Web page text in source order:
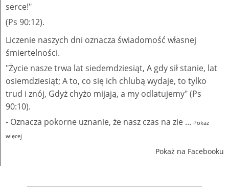
serce!"
(Ps 90:12).
Liczenie naszych dni oznacza świadomość własnej
śmiertelności.
"Życie nasze trwa lat siedemdziesiąt, A gdy sił stanie, lat
osiemdziesiąt; A to, co się ich chlubą wydaje, to tylko
trud i znój, Gdyż chyżo mijają, a my odlatujemy" (Ps
90:10).
- Oznacza pokorne uznanie, że nasz czas na zie ... Pokaż
więcej
Pokaż na Facebooku